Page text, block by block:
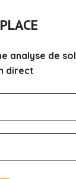
analyse de sol
direct